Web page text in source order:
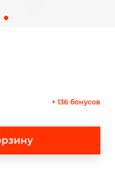
+ 136 бонусов